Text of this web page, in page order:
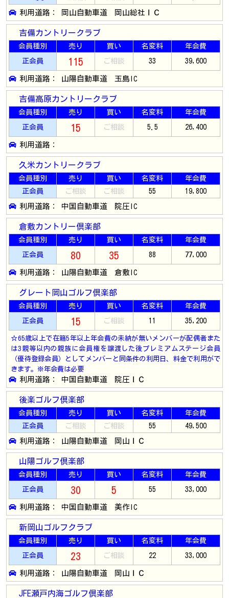
利用道路： 岡山自動車道 岡山総社ＩＣ
吉備カントリークラブ
会員種別 売り 買い 名変料 年会費
正会員 115 ご相談 33 39,600
利用道路： 山陽自動車道 玉島IC
吉備高原カントリークラブ
会員種別 売り 買い 名変料 年会費
正会員 15 ご相談 5.5 26,400
利用道路：
久米カントリークラブ
会員種別 売り 買い 名変料
年会費
正会員
ご相談 ご相談 55 19,800
利用道路： 中国自動車道 院圧IC
倉敷カントリー倶楽部
会員種別 売り 買い 名変料 年会費
正会員 80 35 88 77,000
利用道路： 山陽自動車道 倉敷IC
グレート岡山ゴルフ倶楽部
会員種別 売り 買い 名変料 年会費
正会員 15 ご相談 11 35,200
☆65歳以上で在籍5年以上年会費の未納が無いメンバーが配偶者また
は3親等以内の親族に会員権を譲渡した後プレミアムステージ会員
（優待登録会員）としてメンバーと同条件の利用日、料金で利用がで
きます。※年会費は必要
利用道路： 中国自動車道 院圧ＩＣ
後楽ゴルフ倶楽部
会員種別 売り 買い 名変料
年会費
正会員
ご相談 ご相談 55 49,500
利用道路： 山陽自動車道 岡山ＩＣ
山陽ゴルフ倶楽部
会員種別 売り 買い 名変料 年会費
正会員 30 5 55 33,000
利用道路： 中国自動車道 美作IC
新岡山ゴルフクラブ
会員種別 売り 買い 名変料 年会費
正会員 23 ご相談 22 33,000
利用道路： 山陽自動車道 岡山ＩＣ
JFE瀬戸内海ゴルフ倶楽部